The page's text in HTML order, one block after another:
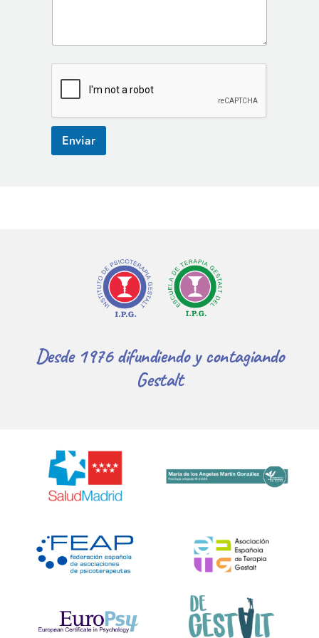
+
1
Enviar
Desde 1976 difundiendo y contagiando
Gestalt